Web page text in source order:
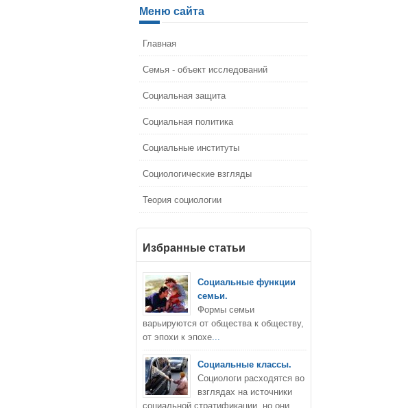
Меню сайта
Главная
Семья - объект исследований
Социальная защита
Социальная политика
Социальные институты
Социологические взгляды
Теория социологии
Избранные статьи
Социальные функции
семьи.
Формы семьи
варьируются от общества к обществу,
от эпохи к эпохе...
Социальные классы.
Социологи расходятся во
взглядах на источники
социальной стратификации, но они